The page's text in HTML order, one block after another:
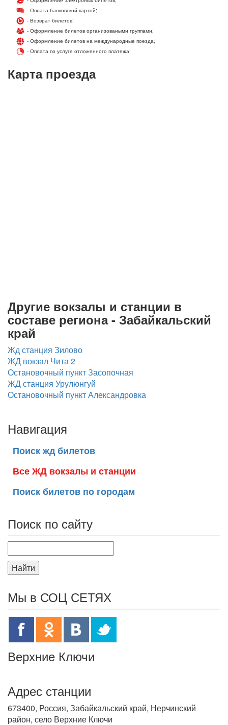
- Оплата банковской картой;
- Возврат билетов;
- Оформление билетов организоваными группами;
- Оформление билетов на международные поезда;
- Оплата по услуге отложенного платежа;
Карта проезда
Другие вокзалы и станции в
составе региона - Забайкальский
край
Жд станция Зилово
ЖД вокзал Чита 2
Остановочный пункт Засопочная
ЖД станция Урулюнгуй
Остановочный пункт Александровка
Навигация
Поиск жд билетов
Все ЖД вокзалы и станции
Поиск билетов по городам
Поиск по сайту
Найти
Мы в СОЦ СЕТЯХ
Верхние Ключи
Адрес станции
673400, Россия, Забайкальский край, Нерчинский
район, село Верхние Ключи